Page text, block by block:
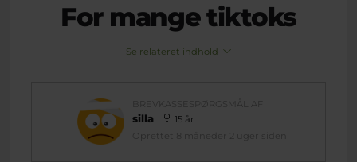
For mange tiktoks
Se relateret indhold
BREVKASSESPØRGSMÅL AF
silla
15 år
Oprettet 8 måneder 2 uger siden